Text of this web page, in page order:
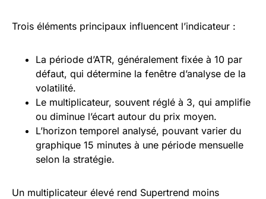
Trois éléments principaux influencent l’indicateur :
La période d’ATR, généralement fixée à 10 par
défaut, qui détermine la fenêtre d’analyse de la
volatilité.
Le multiplicateur, souvent réglé à 3, qui amplifie
ou diminue l’écart autour du prix moyen.
L’horizon temporel analysé, pouvant varier du
graphique 15 minutes à une période mensuelle
selon la stratégie.
Un multiplicateur élevé rend Supertrend moins